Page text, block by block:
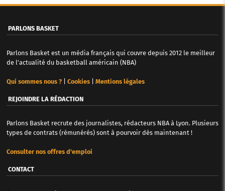
PARLONS BASKET
Parlons Basket est un média français qui couvre depuis 2012 le meilleur
de l'actualité du basketball américain (NBA)
Qui sommes nous ?| Cookies| Mentions légales
REJOINDRE LA RÉDACTION
Parlons Basket recrute des journalistes, rédacteurs NBA à Lyon. Plusieurs
types de contrats (rémunérés) sont à pourvoir dès maintenant !
Consulter nos offres d'emploi
CONTACT